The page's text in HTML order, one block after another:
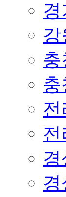
경
강
충
충
전
전
경
경